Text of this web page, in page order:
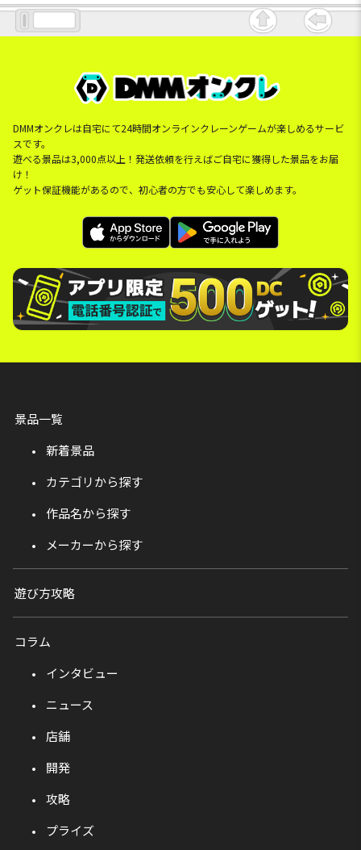
DMMオンクレは自宅にて24時間オンラインクレーンゲームが楽しめるサービ
スです。
遊べる景品は3,000点以上！発送依頼を行えばご自宅に獲得した景品をお届
け！
ゲット保証機能があるので、初心者の方でも安心して楽しめます。
景品一覧
新着景品
カテゴリから探す
作品名から探す
メーカーから探す
遊び方攻略
コラム
インタビュー
ニュース
店舗
開発
攻略
プライズ